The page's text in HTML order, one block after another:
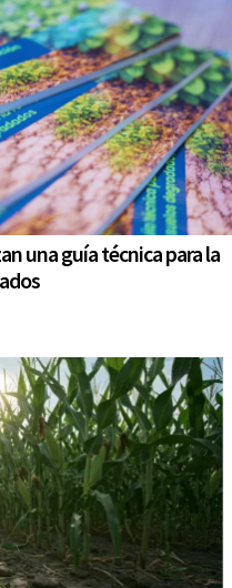
una guía técnica para la